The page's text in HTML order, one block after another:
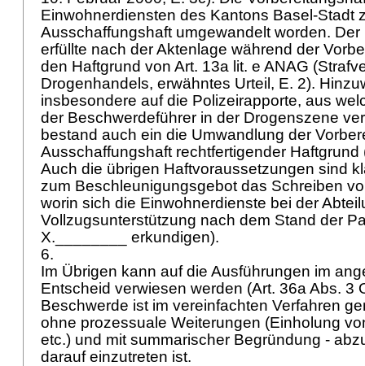
Einwohnerdiensten des Kantons Basel-Stadt
Ausschaffungshaft umgewandelt worden.
erfüllte nach der Aktenlage während der
den Haftgrund von Art. 13a lit. e ANAG
Drogenhandels, erwähntes Urteil, E. 2).
insbesondere auf die Polizeirapporte, aus
der Beschwerdeführer in der Drogenszene
bestand auch ein die Umwandlung der
Ausschaffungshaft rechtfertigender Haftgrund
Auch die übrigen Haftvoraussetzungen sind
zum Beschleunigungsgebot das Schreiben
worin sich die Einwohnerdienste bei der
Vollzugsunterstützung nach dem Stand der
X.________ erkundigen).
6.
Im Übrigen kann auf die Ausführungen im
Entscheid verwiesen werden (Art. 36a Abs. 3
Beschwerde ist im vereinfachten Verfahren
ohne prozessuale Weiterungen (Einholung
etc.) und mit summarischer Begründung -
darauf einzutreten ist.